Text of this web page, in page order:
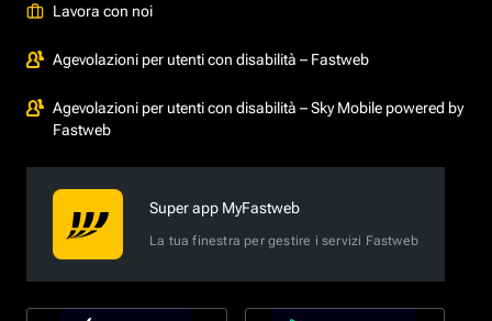
Lavora con noi
Agevolazioni per utenti con disabilità – Fastweb
Agevolazioni per utenti con disabilità – Sky Mobile powered by
Fastweb
Super app MyFastweb
La tua finestra per gestire i servizi Fastweb